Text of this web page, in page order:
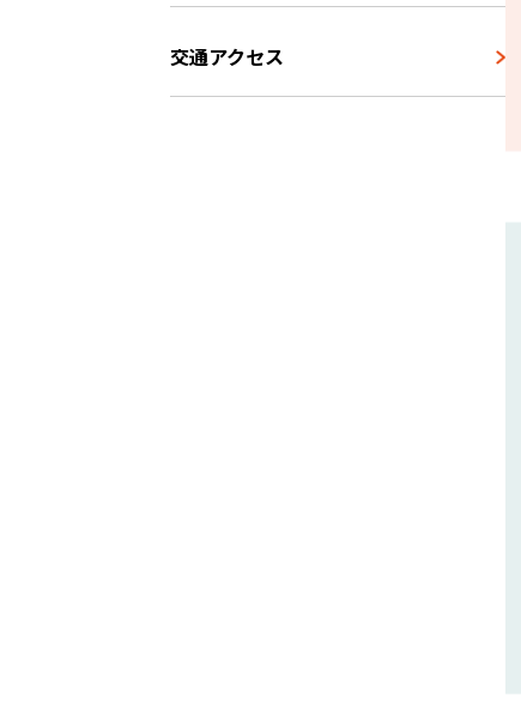
交通アクセス